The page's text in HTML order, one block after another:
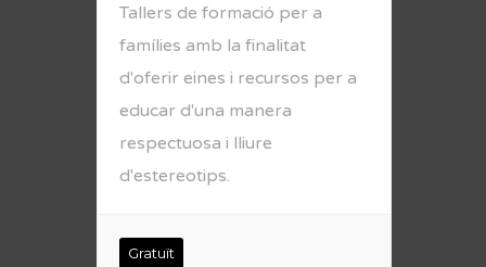
Tallers de formació per a
famílies amb la finalitat
d'oferir eines i recursos per a
educar d'una manera
respectuosa i lliure
d'estereotips.
Gratuït